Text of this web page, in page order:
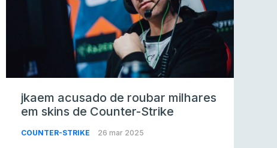
jkaem acusado de roubar milhares
em skins de Counter-Strike
COUNTER-STRIKE 26 mar 2025